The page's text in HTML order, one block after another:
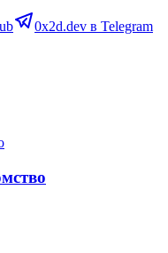
0x2d.dev в Telegram